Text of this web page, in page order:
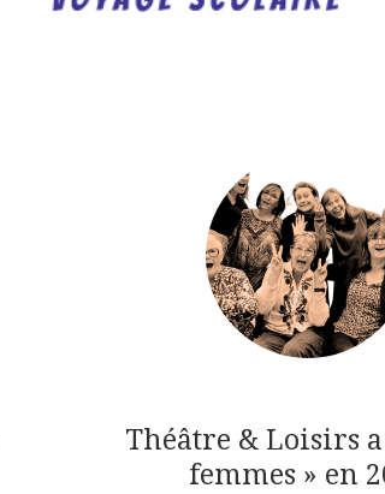
Théâtre & Loisirs a
femmes » en